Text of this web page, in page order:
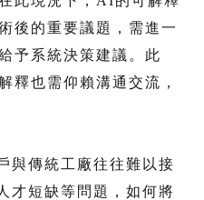
後的重要議題，需進一
予系統決策建議。此
釋也需仰賴溝通交流，
與傳統工廠往往難以接
才短缺等問題，如何將